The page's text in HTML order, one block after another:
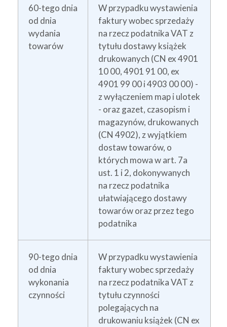
60-tego dnia
od dnia
wydania
towarów
W przypadku wystawienia
faktury wobec sprzedaży
na rzecz podatnika VAT z
tytułu dostawy książek
drukowanych (CN ex 4901
10 00, 4901 91 00, ex
4901 99 00 i 4903 00 00) -
z wyłączeniem map i ulotek
- oraz gazet, czasopism i
magazynów, drukowanych
(CN 4902), z wyjątkiem
dostaw towarów, o
których mowa w art. 7a
ust. 1 i 2, dokonywanych
na rzecz podatnika
ułatwiającego dostawy
towarów oraz przez tego
podatnika
90-tego dnia
od dnia
wykonania
czynności
W przypadku wystawienia
faktury wobec sprzedaży
na rzecz podatnika VAT z
tytułu czynności
polegających na
drukowaniu książek (CN ex